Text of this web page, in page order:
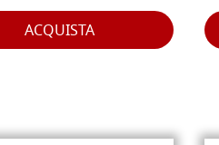
ACQUISTA